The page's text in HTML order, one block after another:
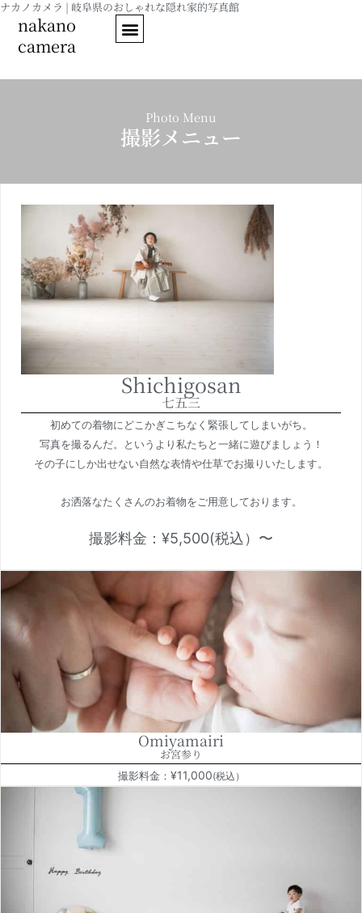
内
ナカノカメラ | 岐阜県のおしゃれな隠れ家的写真館
nakano
camera
Photo Menu
撮影メニュー
Shichigosan
七五三
初めての着物にどこかぎこちなく緊張してしまいがち。
写真を撮るんだ。というより私たちと一緒に遊びましょう！
その子にしか出せない自然な表情や仕草でお撮りいたします。
お洒落なたくさんのお着物をご用意しております。
撮影料金： ¥5,500(税込）〜
Omiyamairi
お宮参り
撮影料金： ¥11,000(税込）